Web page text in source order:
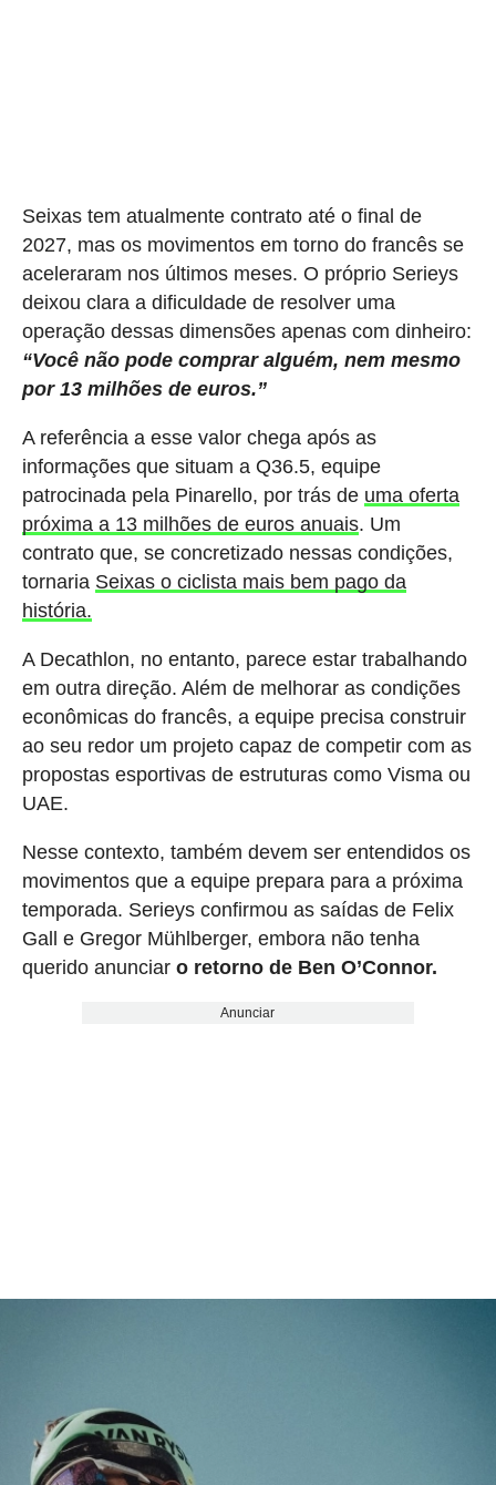
Seixas tem atualmente contrato até o final de
2027, mas os movimentos em torno do francês se
aceleraram nos últimos meses. O próprio Serieys
deixou clara a dificuldade de resolver uma
operação dessas dimensões apenas com dinheiro:
“Você não pode comprar alguém, nem mesmo
por 13 milhões de euros.”
A referência a esse valor chega após as
informações que situam a Q36.5, equipe
patrocinada pela Pinarello, por trás de uma oferta
próxima a 13 milhões de euros anuais. Um
contrato que, se concretizado nessas condições,
tornaria Seixas o ciclista mais bem pago da
história.
A Decathlon, no entanto, parece estar trabalhando
em outra direção. Além de melhorar as condições
econômicas do francês, a equipe precisa construir
ao seu redor um projeto capaz de competir com as
propostas esportivas de estruturas como Visma ou
UAE.
Nesse contexto, também devem ser entendidos os
movimentos que a equipe prepara para a próxima
temporada. Serieys confirmou as saídas de Felix
Gall e Gregor Mühlberger, embora não tenha
querido anunciar o retorno de Ben O’Connor.
Anunciar